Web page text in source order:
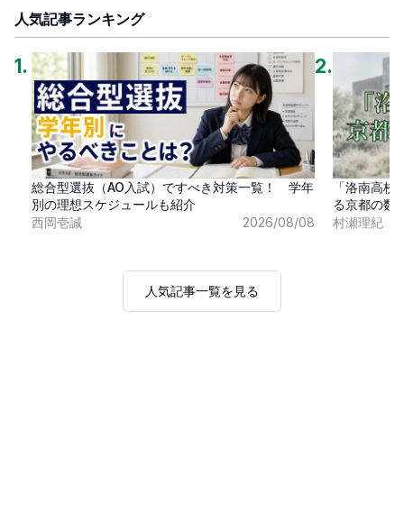
人気記事ランキング
1 .
総合型選抜（AO入試）ですべき対策一覧！ 学年
別の理想スケジュールも紹介
西岡壱誠
2026/08/08
2.
「洛南高
る京都の数
村瀬理紀
人気記事一覧を見る